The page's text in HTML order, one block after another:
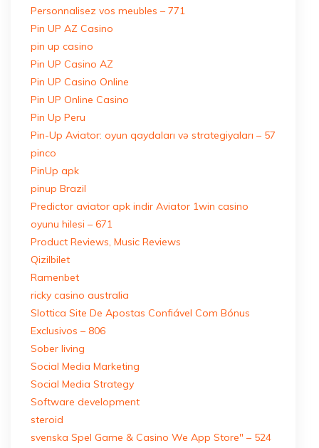
Personnalisez vos meubles – 771
Pin UP AZ Casino
pin up casino
Pin UP Casino AZ
Pin UP Casino Online
Pin UP Online Casino
Pin Up Peru
Pin-Up Aviator: oyun qaydaları və strategiyaları – 57
pinco
PinUp apk
pinup Brazil
Predictor aviator apk indir Aviator 1win casino
oyunu hilesi – 671
Product Reviews, Music Reviews
Qizilbilet
Ramenbet
ricky casino australia
Slottica Site De Apostas Confiável Com Bónus
Exclusivos – 806
Sober living
Social Media Marketing
Social Media Strategy
Software development
steroid
‎svenska Spel Game & Casino We App Store" – 524